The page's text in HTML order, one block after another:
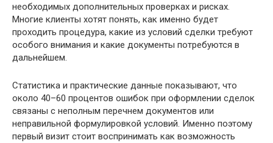
необходимых дополнительных проверках и рисках.
Многие клиенты хотят понять, как именно будет
проходить процедура, какие из условий сделки требуют
особого внимания и какие документы потребуются в
дальнейшем.
Статистика и практические данные показывают, что
около 40–60 процентов ошибок при оформлении сделок
связаны с неполным перечнем документов или
неправильной формулировкой условий. Именно поэтому
первый визит стоит воспринимать как возможность